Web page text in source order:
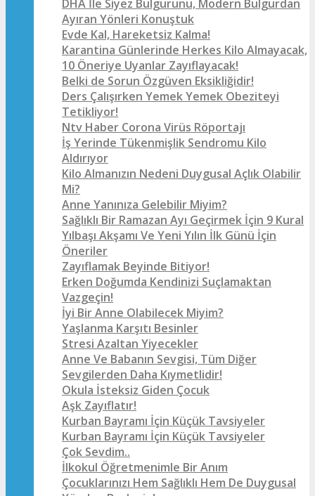
DHA İle Siyez Bulgurunu, Modern Bulgurdan
Ayıran Yönleri Konuştuk
Evde Kal, Hareketsiz Kalma!
Karantina Günlerinde Herkes Kilo Almayacak,
10 Öneriye Uyanlar Zayıflayacak!
Belki de Sorun Özgüven Eksikliğidir!
Ders Çalışırken Yemek Yemek Obeziteyi
Tetikliyor!
Ntv Haber Corona Virüs Röportajı
İş Yerinde Tükenmişlik Sendromu Kilo
Aldırıyor
Kilo Almanızın Nedeni Duygusal Açlık Olabilir
Mi?
Anne Yanınıza Gelebilir Miyim?
Sağlıklı Bir Ramazan Ayı Geçirmek İçin 9 Kural
Yılbaşı Akşamı Ve Yeni Yılın İlk Günü İçin
Öneriler
Zayıflamak Beyinde Bitiyor!
Erken Doğumda Kendinizi Suçlamaktan
Vazgeçin!
İyi Bir Anne Olabilecek Miyim?
Yaşlanma Karşıtı Besinler
Stresi Azaltan Yiyecekler
Anne Ve Babanın Sevgisi, Tüm Diğer
Sevgilerden Daha Kıymetlidir!
Okula İsteksiz Giden Çocuk
Aşk Zayıflatır!
Kurban Bayramı İçin Küçük Tavsiyeler
Kurban Bayramı İçin Küçük Tavsiyeler
Çok Sevdim..
İlkokul Öğretmenimle Bir Anım
Çocuklarınızı Hem Sağlıklı Hem De Duygusal